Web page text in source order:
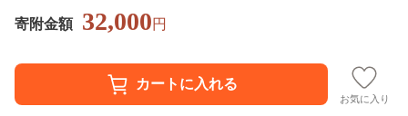
寄附金額 32,000円
お気に入り